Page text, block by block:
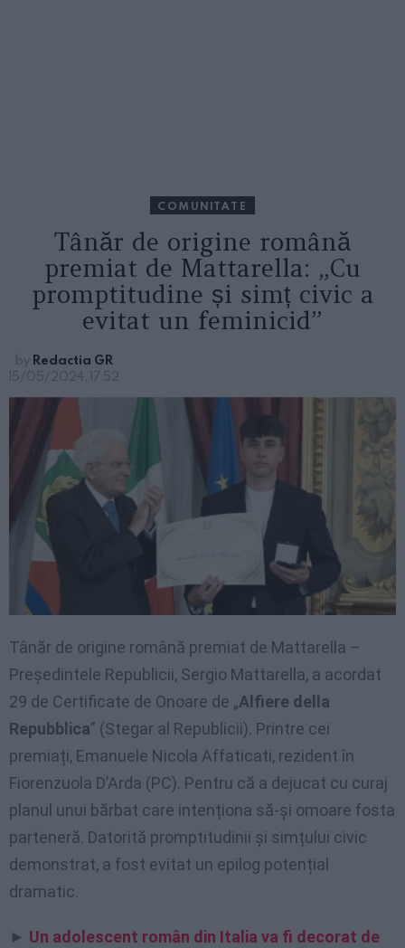
COMUNITATE
Tânăr de origine română
premiat de Mattarella: „Cu
promptitudine și simț civic a
evitat un feminicid”
by Redactia GR
15/05/2024, 17:52
Tânăr de origine română premiat de Mattarella –
Președintele Republicii, Sergio Mattarella, a acordat
29 de Certificate de Onoare de „Alfiere della
Repubblica” (Stegar al Republicii). Printre cei
premiați, Emanuele Nicola Affaticati, rezident în
Fiorenzuola D’Arda (PC). Pentru că a dejucat cu curaj
planul unui bărbat care intenționa să-și omoare fosta
parteneră. Datorită promptitudinii și simțului civic
demonstrat, a fost evitat un epilog potențial
dramatic.
► Un adolescent român din Italia va fi decorat de